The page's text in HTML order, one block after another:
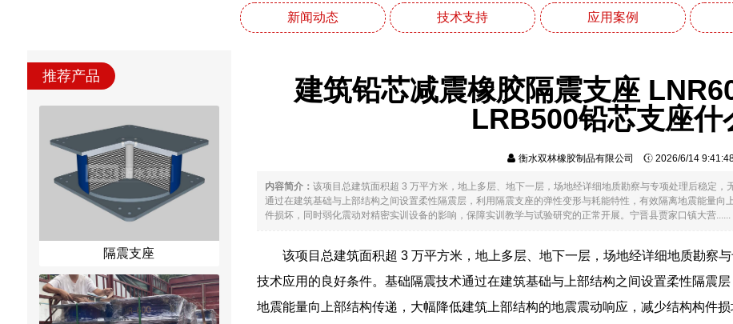
新闻动态 技术支持 应用案例
推荐产品
隔震支座
建筑铅芯减震橡胶隔震支座
LRB500铅芯支座什
衡水双林橡胶制品有限公司 2026/6/14
内容简介： 该项目总建筑面积超 3 万平方米，地上多层、地下一层，场地经详细地质勘察与专项处理后稳定
通过在建筑基础与上部结构之间设置柔性隔震层，利用隔震支座的弹性变形与耗能特性，有效隔离地震能量
件损坏，同时弱化震动对精密实训设备的影响，保障实训教学与试验研究的正常开展。宁晋县贾家口镇大营......
该项目总建筑面积超 3 万平方米，地上多层、地下一层，场地经详细地质勘察
技术应用的良好条件。基础隔震技术通过在建筑基础与上部结构之间设置柔性隔震
地震能量向上部结构传递，大幅降低建筑上部结构的地震震动响应，减少结构构件